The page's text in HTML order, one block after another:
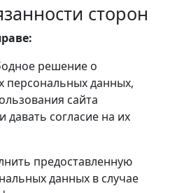
сторон
решение о
персональных данных,
сайта
согласие на их
предоставленную
данных в случае